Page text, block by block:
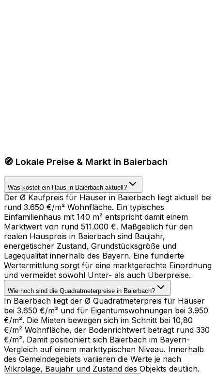
🧭 Lokale Preise & Markt in Baierbach
Was kostet ein Haus in Baierbach aktuell?
Der Ø Kaufpreis für Häuser in Baierbach liegt aktuell bei
rund 3.650 €/m² Wohnfläche. Ein typisches
Einfamilienhaus mit 140 m² entspricht damit einem
Marktwert von rund 511.000 €. Maßgeblich für den
realen Hauspreis in Baierbach sind Baujahr,
energetischer Zustand, Grundstücksgröße und
Lagequalität innerhalb des Bayern. Eine fundierte
Wertermittlung sorgt für eine marktgerechte Einordnung
und vermeidet sowohl Unter- als auch Überpreise.
Wie hoch sind die Quadratmeterpreise in Baierbach?
In Baierbach liegt der Ø Quadratmeterpreis für Häuser
bei 3.650 €/m² und für Eigentumswohnungen bei 3.950
€/m². Die Mieten bewegen sich im Schnitt bei 10,80
€/m² Wohnfläche, der Bodenrichtwert beträgt rund 330
€/m². Damit positioniert sich Baierbach im Bayern-
Vergleich auf einem markttypischen Niveau. Innerhalb
des Gemeindegebiets variieren die Werte je nach
Mikrolage, Baujahr und Zustand des Objekts deutlich.